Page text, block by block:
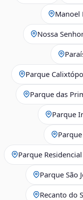
Manoel
Nossa
Parque
Parque das
Parque
Parque
Parque São
Recanto do